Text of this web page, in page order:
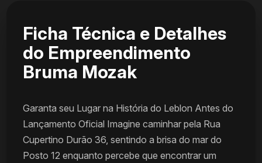
Ficha Técnica e Detalhes
do Empreendimento
Bruma Mozak
Garanta seu Lugar na História do Leblon Antes do
Lançamento Oficial Imagine caminhar pela Rua
Cupertino Durão 36, sentindo a brisa do mar do
Posto 12 enquanto percebe que encontrar um